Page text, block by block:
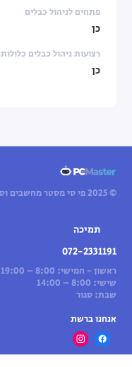
פתחים לניהול כבלים
כן
רצועות ניהול כבלים כלולות
כן
© 2025 פי סי מסטר מחשבים וסלולר. כל הזכויות שמורות.
תמיכה
072-2331191
ראשון - חמישי: 8:00 – 19:00
שישי: 8:00 – 14:00
שבת: סגור
אנחנו ברשת